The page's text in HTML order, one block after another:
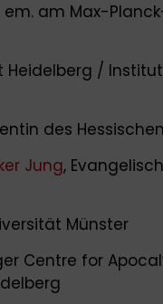
em. am Max-
Heidelberg /
des
Jung,
Münster
Centre for